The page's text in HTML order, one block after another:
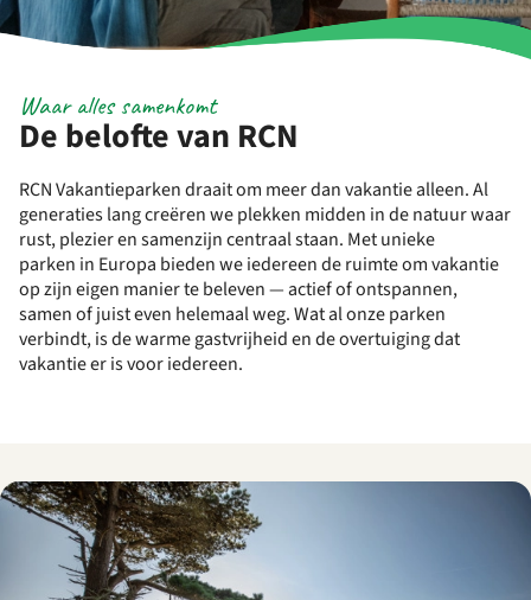
De belofte van RCN
Waar alles samenkomt
RCN Vakantieparken draait om meer dan vakantie alleen. Al
generaties lang creëren we plekken midden in de natuur waar
rust, plezier en samenzijn centraal staan. Metunieke
parken in Europa bieden we iedereen de ruimte om vakantie
op zijn eigen manier te beleven — actief of ontspannen,
samen of juist even helemaal weg. Wat al onze parken
verbindt, is de warme gastvrijheid en de overtuiging dat
vakantie er is voor iedereen.